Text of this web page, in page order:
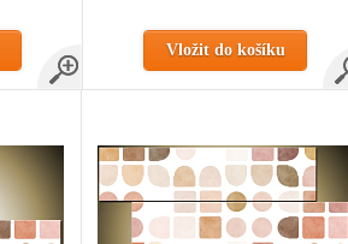
Vložit do košíku